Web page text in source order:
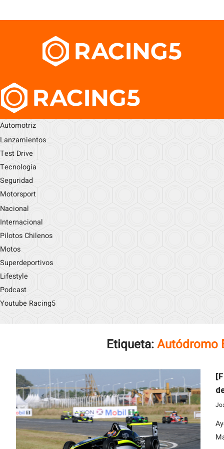
Automotriz
Lanzamientos
Test Drive
Tecnología
Seguridad
Motorsport
Nacional
Internacional
Pilotos Chilenos
Motos
Superdeportivos
Lifestyle
Podcast
Youtube Racing5
Etiqueta:Autódromo